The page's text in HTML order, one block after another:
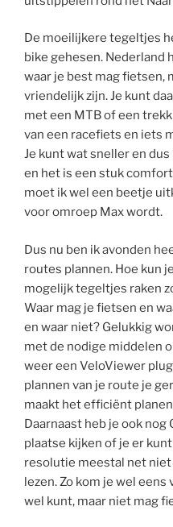
De moeilijkere tegeltjes
bike gehesen. Nederland
waar je best mag fietsen,
vriendelijk zijn. Je kunt
met een MTB of een
van een racefiets en iets
Je kunt wat sneller en
en het is een stuk
moet ik wel een beetje
voor omroep Max wordt.
Dus nu ben ik avonden
routes plannen. Hoe kun
mogelijk tegeltjes raken
Waar mag je fietsen en
en waar niet? Gelukkig
met de nodige middelen
weer een VeloViewer
plannen van je route je
maakt het efficiënt
Daarnaast heb je ook
plaatse kijken of je er
resolutie meestal net
lezen. Zo kom je wel eens
wel kunt, maar niet mag